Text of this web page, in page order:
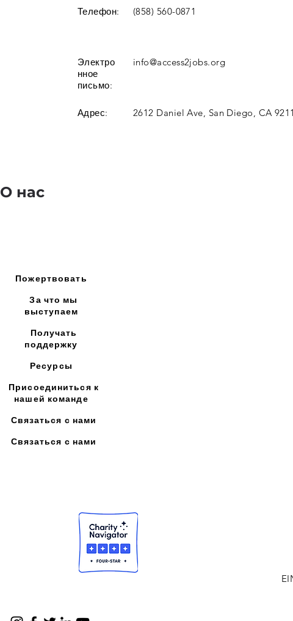
Телефон: (858) 560-0871
Электро
нное
письмо:
info@access2jobs.org
Адрес: 2612 Daniel Ave, San Diego, CA
О нас
Пожертвовать
За что мы
выступаем
Получать
поддержку
Ресурсы
Присоединиться к
нашей команде
Связаться с нами
Связаться с нами